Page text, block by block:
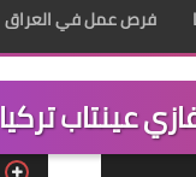
فرص عمل في العراق
عينتاب تركيا